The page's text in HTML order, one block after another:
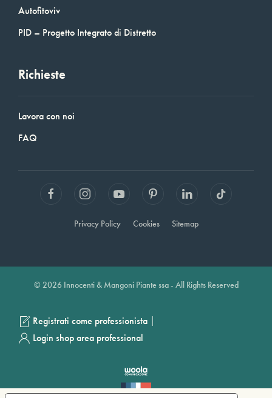
Autofitoviv
PID – Progetto Integrato di Distretto
Richieste
Lavora con noi
FAQ
Privacy Policy Cookies Sitemap
© 2026 Innocenti & Mangoni Piante ssa - All Rights Reserved
Registrati come professionista |
Login shop area professional